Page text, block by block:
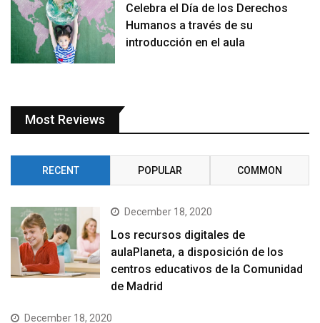
Celebra el Día de los Derechos
Humanos a través de su
introducción en el aula
Most Reviews
RECENT POPULAR COMMON
December 18, 2020
Los recursos digitales de
aulaPlaneta, a disposición de los
centros educativos de la Comunidad
de Madrid
December 18, 2020